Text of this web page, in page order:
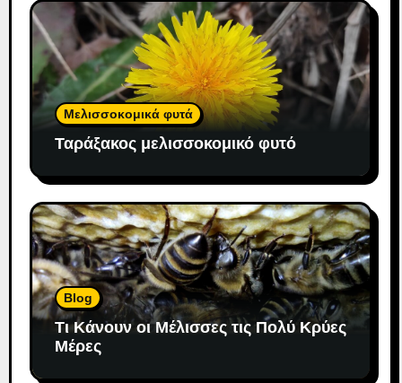
Μελισσοκομικά φυτά
Ταράξακος μελισσοκομικό φυτό
Blog
Τι Κάνουν οι Μέλισσες τις Πολύ Κρύες
Μέρες